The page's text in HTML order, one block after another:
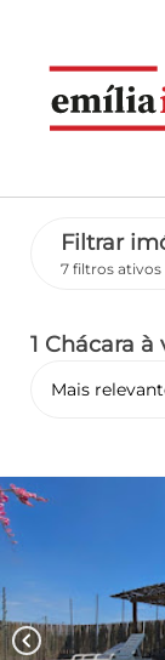
Filtrar
7 filtros ativos
1 Chácara à
Mais
chevron_left